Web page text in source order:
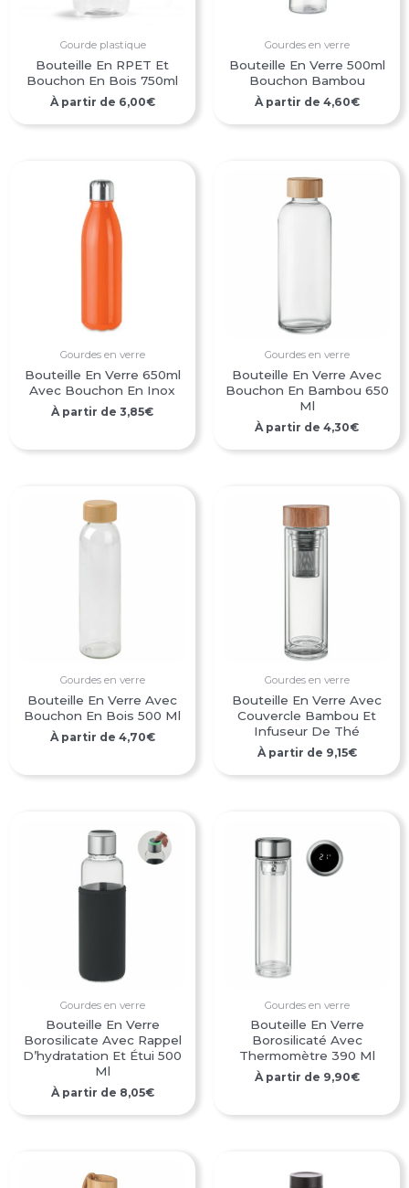
Gourde plastique
Bouteille En RPET Et
Bouchon En Bois 750ml
À partir de 6,00€
Gourdes en verre
Bouteille En Verre 500ml
Bouchon Bambou
À partir de 4,60€
Gourdes en verre
Bouteille En Verre 650ml
Avec Bouchon En Inox
À partir de 3,85€
Gourdes en verre
Bouteille En Verre Avec
Bouchon En Bambou 650
Ml
À partir de 4,30€
Gourdes en verre
Bouteille En Verre Avec
Bouchon En Bois 500 Ml
À partir de 4,70€
Gourdes en verre
Bouteille En Verre Avec
Couvercle Bambou Et
Infuseur De Thé
À partir de 9,15€
Gourdes en verre
Bouteille En Verre
Borosilicate Avec Rappel
D’hydratation Et Étui 500
Ml
À partir de 8,05€
Gourdes en verre
Bouteille En Verre
Borosilicaté Avec
Thermomètre 390 Ml
À partir de 9,90€